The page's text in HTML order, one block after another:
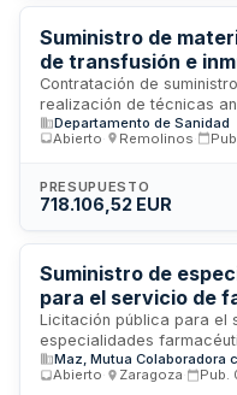
mediante procedimiento
adjudicación.
Suministro de
de transfusión e
fetal del Hospital
de Zaragoza
Contratación de
realización de técnicas
e inmunohematología
Salud, a través del
consumibles requeridos
diagnósticas y
varios criterios de
cumplimiento
detalladas en el Pliego
Departamento de Sanidad
Abierto
Remolinos
PRESUPUESTO
718.106,52 EUR
Suministro de
para el servicio de
Mutualidad de
Enfermedades
Licitación pública para el
especialidades
farmacia del hospital de
Trabajo y Enfermedades
Maz, Mutua Colaboradora
Abierto
Zaragoza Pub.